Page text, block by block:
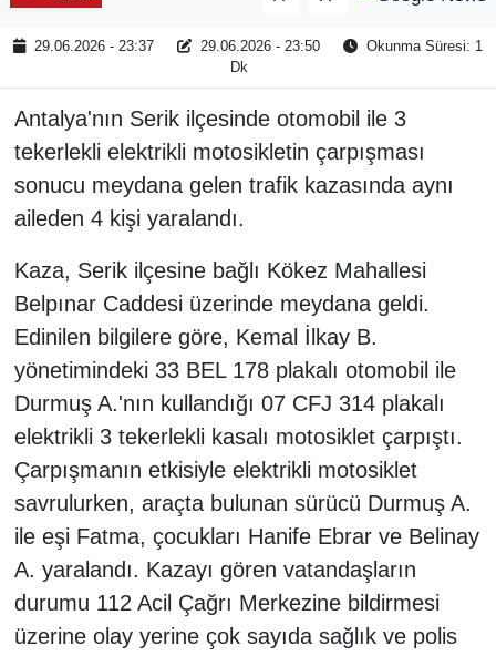
29.06.2026 - 23:37 29.06.2026 - 23:50
Okunma Süresi: 1
Dk
Antalya'nın Serik ilçesinde otomobil ile 3
tekerlekli elektrikli motosikletin çarpışması
sonucu meydana gelen trafik kazasında aynı
aileden 4 kişi yaralandı.
Kaza, Serik ilçesine bağlı Kökez Mahallesi
Belpınar Caddesi üzerinde meydana geldi.
Edinilen bilgilere göre, Kemal İlkay B.
yönetimindeki 33 BEL 178 plakalı otomobil ile
Durmuş A.'nın kullandığı 07 CFJ 314 plakalı
elektrikli 3 tekerlekli kasalı motosiklet çarpıştı.
Çarpışmanın etkisiyle elektrikli motosiklet
savrulurken, araçta bulunan sürücü Durmuş A.
ile eşi Fatma, çocukları Hanife Ebrar ve Belinay
A. yaralandı. Kazayı gören vatandaşların
durumu 112 Acil Çağrı Merkezine bildirmesi
üzerine olay yerine çok sayıda sağlık ve polis